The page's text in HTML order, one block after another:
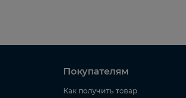
Покупателям
Как получить товар